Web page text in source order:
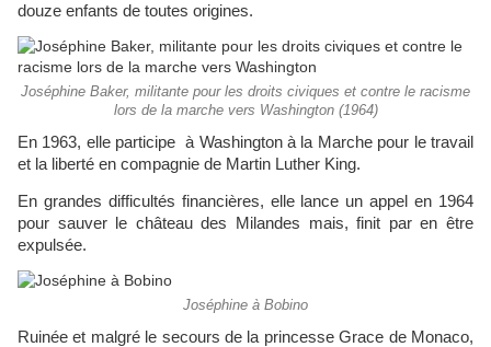
douze enfants de toutes origines.
Joséphine Baker, militante pour les droits civiques et contre le racisme
lors de la marche vers Washington (1964)
En 1963, elle participe à Washington à la Marche pour le travail
et la liberté en compagnie de Martin Luther King.
En grandes difficultés financières, elle lance un appel en 1964
pour sauver le château des Milandes mais, finit par en être
expulsée.
Joséphine à Bobino
Ruinée et malgré le secours de la princesse Grace de Monaco,